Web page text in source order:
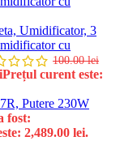
Umidificator, 3
cu
100.00lei
Prețul curent este:
Putere 230W
fost:
2,489.00 lei.